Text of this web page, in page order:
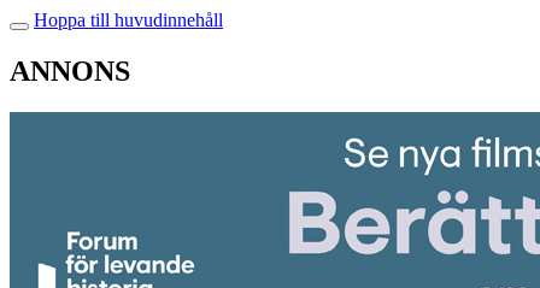
Hoppa till huvudinnehåll
ANNONS